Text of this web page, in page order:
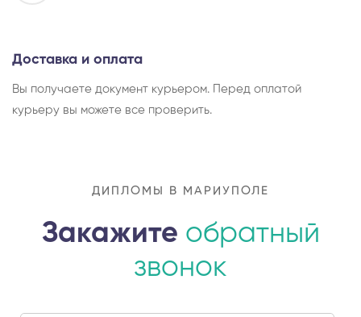
Доставка и оплата
Вы получаете документ курьером. Перед оплатой
курьеру вы можете все проверить.
ДИПЛОМЫ В МАРИУПОЛЕ
Закажите обратный
звонок